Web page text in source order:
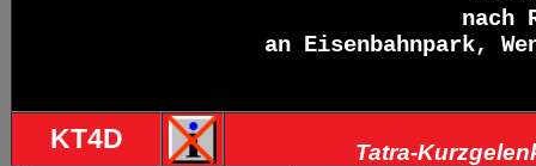
nach
an Eisenbahnpark,
KT4D
Tatra-